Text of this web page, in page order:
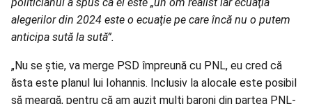
politicianul a spus că el este „un om realist iar ecuaţia
alegerilor din 2024 este o ecuaţie pe care încă nu o putem
anticipa sută la sută”.
„Nu se ştie, va merge PSD împreună cu PNL, eu cred că
ăsta este planul lui Iohannis. Inclusiv la alocale este posibil
să meargă, pentru că am auzit mulţi baroni din partea PNL-